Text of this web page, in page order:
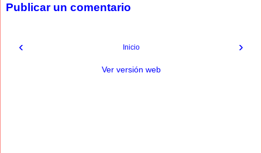
Publicar un comentario
‹ ›
Inicio
Ver versión web